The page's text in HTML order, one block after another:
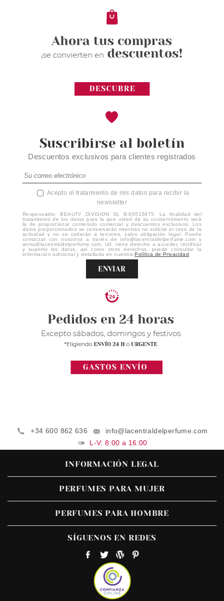
Suscribirse al boletín
Descuentos exclusivos para clientes registrados
Acepto el tratamiento de mis datos para recibir la
newsletter
Responsable: BEAUTY DIVISION SL B-66515875. La finalidad del
tratamiento de los datos para la que usted da su consentimiento será
la de proporcionar contenido comercial y descuentos exclusivos. Los
datos proporcionados se conservarán mientras no solicite el cese de la
actividad y no se cederán a terceros, salvo obligación legal. Puede
contactar con nosotros a través de info@lacentraldelperfume.com y
anna@lacentraldelperfume.com. Ud. tiene derecho a acceder, rectificar
y suprimir los datos, así como otros derechos, puede consultar la
información adicional y detallada en nuestraPolítica de Privacidad
ENVIAR
+34 600 862 636
info@lacentraldelperfume.com
L-V: 8:00 a 16:00
INFORMACIÓN LEGAL
PERFUMES PARA MUJER
PERFUMES PARA HOMBRE
SÍGUENOS EN REDES